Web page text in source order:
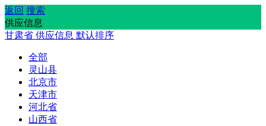
返回 搜索
供应信息
甘肃省 供应信息 默认排序
全部
灵山县
北京市
天津市
河北省
山西省